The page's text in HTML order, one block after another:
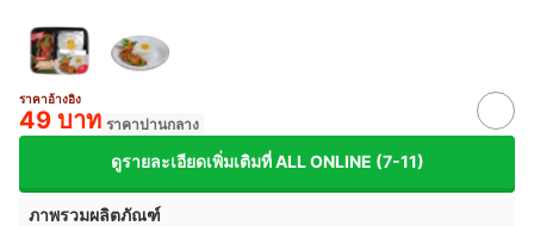
ราคาอ้างอิง
49 บาท ราคาปานกลาง
ดูรายละเอียดเพิ่มเติมที่ ALL ONLINE (7-11)
ภาพรวมผลิตภัณฑ์